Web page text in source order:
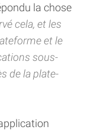
la chose
cela, et les
et le
sous-
de la plate-